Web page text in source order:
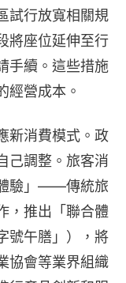
試行放寬相關規
將座位延伸至行
手續。這些措施
經營成本。
新消費模式。政
己調整。旅客消
驗」——傳統旅
，推出「聯合體
號午膳」），將
協會等業界組織